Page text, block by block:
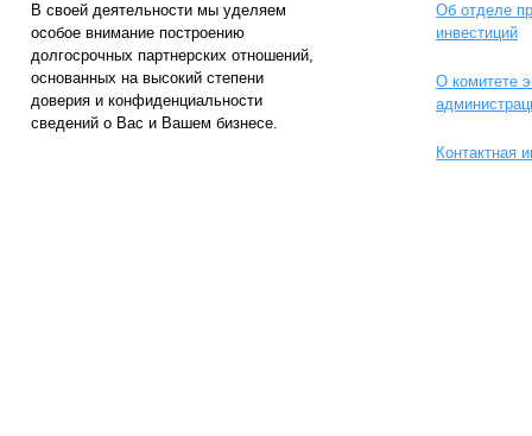
В своей деятельности мы уделяем
особое внимание построению
долгосрочных партнерских отношений,
основанных на высокий степени
доверия и конфиденциальности
сведений о Вас и Вашем бизнесе.
Об отделе
инвестиций
О комитете
Контактная